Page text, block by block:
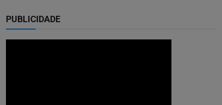
PUBLICIDADE